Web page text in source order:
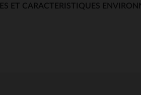
ET CARACTERISTIQUES